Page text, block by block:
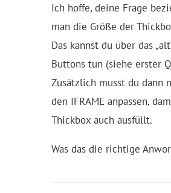
Ich hoffe, deine Frage
man die Größe der
Das kannst du über das
Buttons tun (siehe erster
Zusätzlich musst du dann
den IFRAME anpassen,
Thickbox auch ausfüllt.
Was das die richtige